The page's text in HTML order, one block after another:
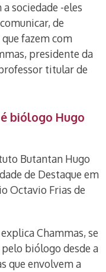
sociedade -eles
de
fazem com
presidente da
titular de
biólogo Hugo
Butantan Hugo
de Destaque em
Octavio Frias de
Chammas, se
biólogo desde a
que envolvem a